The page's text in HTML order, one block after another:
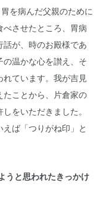
を病んだ父親のために
させたところ、胃病
が、時のお殿様であ
温かな心を讃え、そ
ています。我が吉見
ことから、片倉家の
をいただきました。
ば「つりがね印」と
と思われたきっかけ